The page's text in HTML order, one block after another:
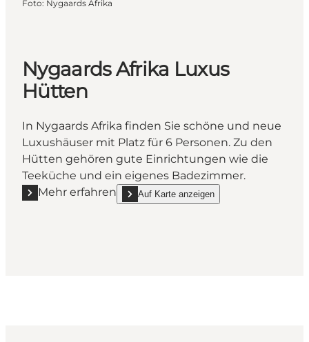
Foto: Nygaards Afrika
Nygaards Afrika Luxus
Hütten
In Nygaards Afrika finden Sie schöne und neue
Luxushäuser mit Platz für 6 Personen. Zu den
Hütten gehören gute Einrichtungen wie die
Teeküche und ein eigenes Badezimmer.
Mehr erfahren
Mehr erfahren "Nygaards Afrika Luxus Hütten"
Auf Karte anzeigen
show Nygaards Afrika Luxus Hütten on_map